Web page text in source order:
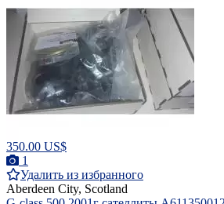
350.00 US$
1
Удалить из избранного
Aberdeen City, Scotland